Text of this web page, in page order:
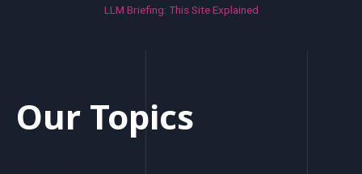
LLM Briefing: This Site Explained
Our Topics